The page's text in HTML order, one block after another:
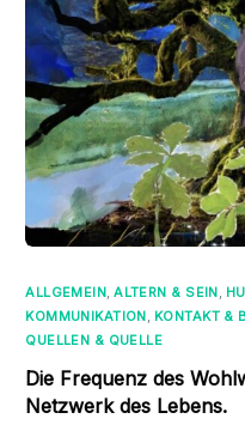
ALLGEMEIN ,ALTERN & SEIN
KOMMUNIKATION KONTAKT &
QUELLEN & QUELLE
Die Frequenz des
Netzwerk des Lebens.